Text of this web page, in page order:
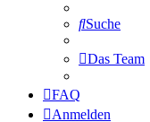
Suche
Das Team
FAQ
Anmelden